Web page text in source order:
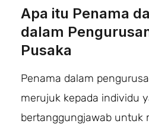
Apa itu Penama
dalam
Pusaka
Penama dalam
merujuk kepada individu
bertanggungjawab untuk